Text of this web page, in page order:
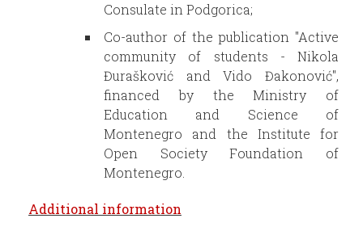
Consulate in Podgorica;
Co-author of the publication "Active
community of students - Nikola
Đurašković and Vido Đakonović",
financed by the Ministry of
Education and Science of
Montenegro and the Institute for
Open Society Foundation of
Montenegro.
Additional information